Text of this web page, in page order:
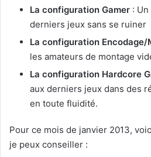
La configuration Gamer :
derniers jeux sans se ruiner
La configuration Encodage/
les amateurs de montage
La configuration Hardcore
aux derniers jeux dans des
en toute fluidité.
Pour ce mois de janvier 2013,
je peux conseiller :